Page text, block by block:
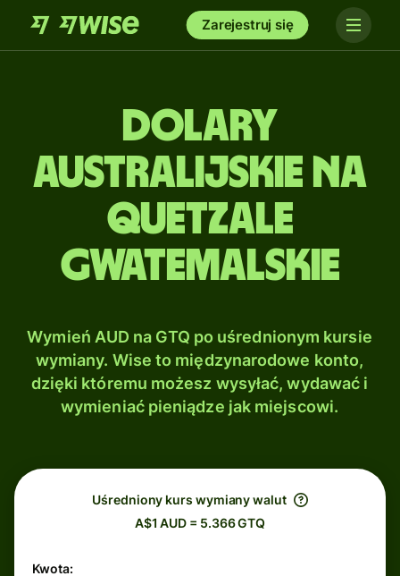
Zarejestruj się
Dolary
australijskie na
Quetzale
gwatemalskie
Wymień AUD na GTQ po uśrednionym kursie
wymiany. Wise to międzynarodowe konto,
dzięki któremu możesz wysyłać, wydawać i
wymieniać pieniądze jak miejscowi.
Uśredniony kurs wymiany walut
A$1 AUD = 5.366 GTQ
Kwota: